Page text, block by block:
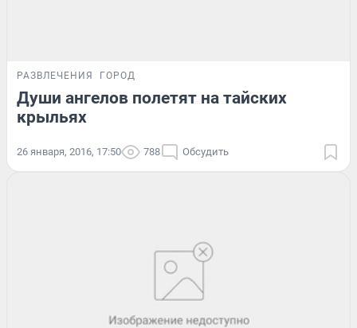
РАЗВЛЕЧЕНИЯ ГОРОД
Души ангелов полетят на тайских
крыльях
26 января, 2016, 17:50 788 Обсудить